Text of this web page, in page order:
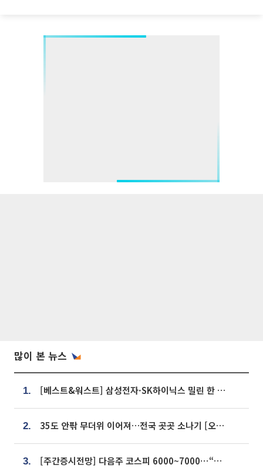
많이 본 뉴스
1. [베스트&워스트] 삼성전자·SK하이닉스 밀린 한 주…상상인증권은 85% 급등
2. 35도 안팎 무더위 이어져…전국 곳곳 소나기 [오늘 날씨]
3. [주간증시전망] 다음주 코스피 6000~7000⋯“外人 수급은 정책이 변수”